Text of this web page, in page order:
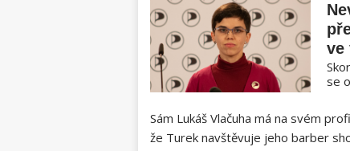
ve
se
Sám Lukáš Vlačuha má na svém
že Turek navštěvuje jeho barber